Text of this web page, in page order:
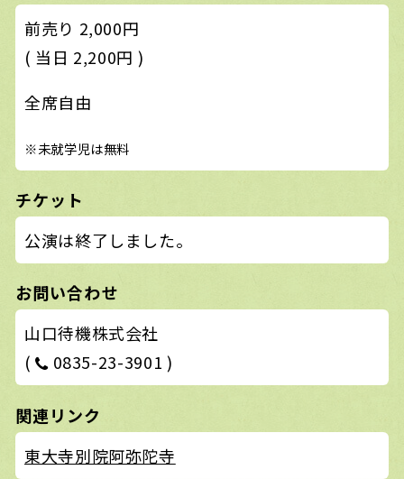
前売り 2,000円
( 当日 2,200円 )
全席自由
※未就学児は無料
チケット
公演は終了しました。
お問い合わせ
山口待機株式会社
( 0835-23-3901 )
関連リンク
東大寺別院阿弥陀寺